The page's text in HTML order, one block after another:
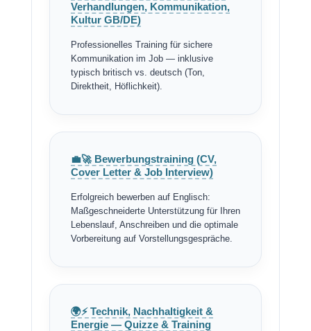
Verhandlungen, Kommunikation,
Kultur GB/DE)
Professionelles Training für sichere
Kommunikation im Job — inklusive
typisch britisch vs. deutsch (Ton,
Direktheit, Höflichkeit).
💼🚀 Bewerbungstraining (CV,
Cover Letter & Job Interview)
Erfolgreich bewerben auf Englisch:
Maßgeschneiderte Unterstützung für Ihren
Lebenslauf, Anschreiben und die optimale
Vorbereitung auf Vorstellungsgespräche.
🌍⚡ Technik, Nachhaltigkeit &
Energie — Quizze & Training